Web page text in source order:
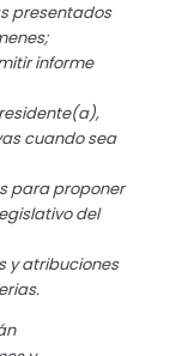
presentados
informe
cuando sea
para proponer
del
y atribuciones